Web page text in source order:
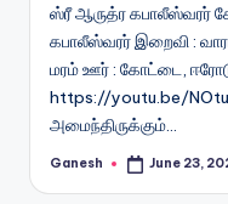
ஸ்ரீ ஆருத்ர கபாலீஸ்வரர்
கபாலீஸ்வரர் இறைவி :
மரம் ஊர் : கோட்டை,
https://youtu.be/
அமைந்திருக்கும்…
Posted
Ganesh June 23,